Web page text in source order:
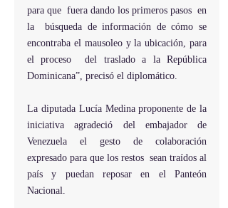
para que  fuera dando los primeros pasos  en
la  búsqueda de información de cómo se
encontraba el mausoleo y la ubicación, para
el proceso  del traslado a la República
Dominicana”, precisó el diplomático.
La diputada Lucía Medina proponente de la
iniciativa agradeció del embajador de
Venezuela el gesto de colaboración
expresado para que los restos  sean traídos al
país y puedan reposar en el Panteón
Nacional.